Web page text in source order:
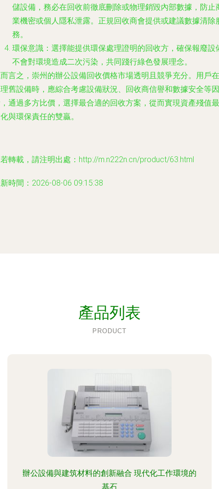
儲設備，務必在回收前徹底刪除或物理銷毀內部數據，防止
業機密或個人隱私泄露。正規回收商會提供或建議數據清除
務。
環保意識 ：選擇能提供環保處理證明的回收方，確保報廢設
不會對環境造成二次污染，共同踐行綠色發展理念。
言之，崇州的辦公設備回收價格市場透明且競爭充分。用戶在
舊設備時，應綜合考慮設備狀況、回收商信譽和數據安全等因
通過多方比價，選擇最合適的回收方案，從而實現資產殘值最
與環保責任的雙贏。
轉載，請注明出處：http://m.n222n.cn/product/63.html
時間：2026-08-06 09:15:38
產品列表
PRODUCT
辦公設備與建筑材料的創新融合 現代化工作環境的
基石